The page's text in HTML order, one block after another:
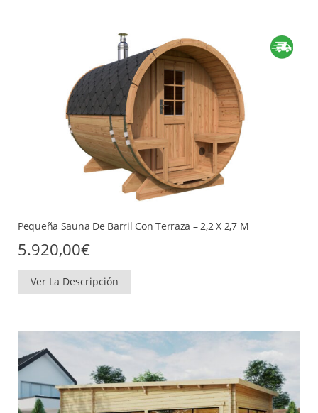
Pequeña Sauna De Barril Con Terraza – 2,2 X 2,7 M
5.920,00€
Ver La Descripción